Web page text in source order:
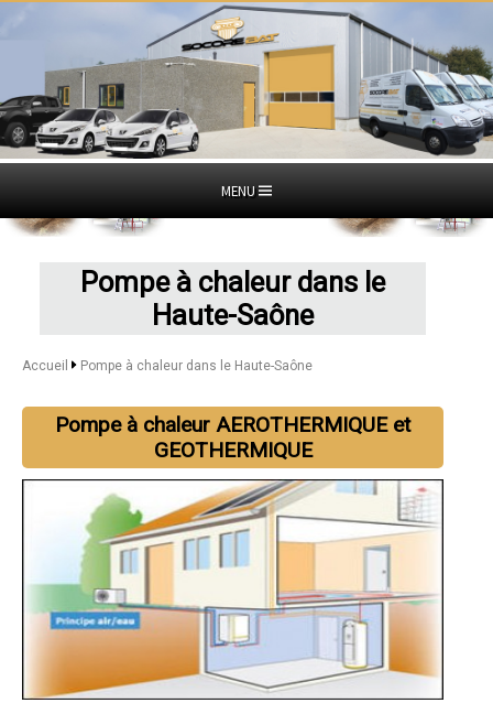
MENU
Pompe à chaleur dans le
Haute-Saône
Accueil Pompe à chaleur dans le Haute-Saône
Pompe à chaleur AEROTHERMIQUE et
GEOTHERMIQUE